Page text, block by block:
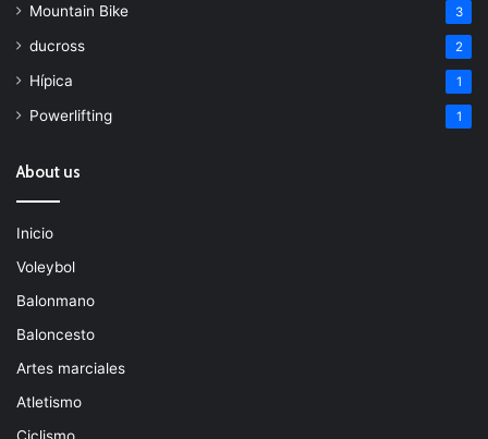
Mountain Bike 3
ducross 2
Hípica 1
Powerlifting 1
About us
Inicio
Voleybol
Balonmano
Baloncesto
Artes marciales
Atletismo